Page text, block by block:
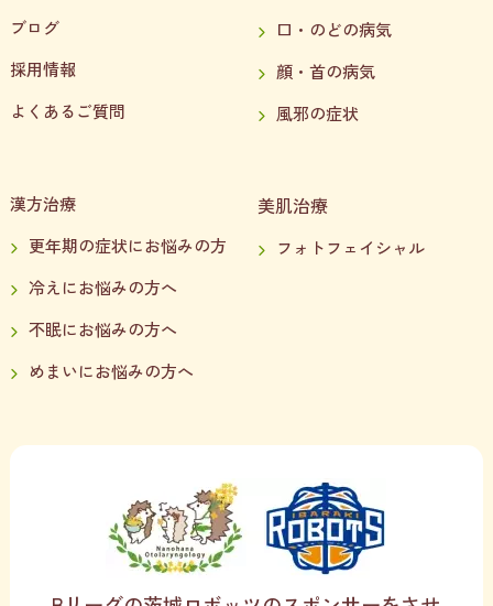
ブログ
採用情報
よくあるご質問
口・のどの病気
顔・首の病気
風邪の症状
漢方治療
更年期の症状にお悩みの方
冷えにお悩みの方へ
不眠にお悩みの方へ
めまいにお悩みの方へ
美肌治療
フォトフェイシャル